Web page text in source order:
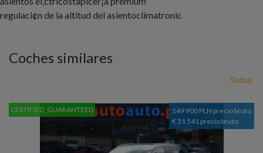
regulaci¢n de la altitud del asientoclimatronic
Coches similares
Todos
149 900 PLN precio bruto
€ 31 541 precio bruto
CERTIFIED_GUARANTEED